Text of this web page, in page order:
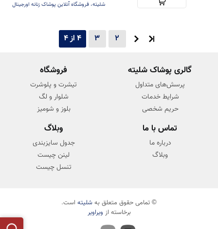
شلیته، فروشگاه آنلاین پوشاک زنانه اورجینال
شیک و مدرن با کیفیت عالی و ارسال سریع.
2
3 4 از 4
گالری پوشاک شلیته
پرسش‌های متداول
شرایط خدمات
حریم شخصی
فروشگاه
تیشرت و پلوشرت
شلوار و لگ
بلوز و شومیز
تماس با ما
درباره ما
وبلاگ
وبلاگ
جدول سایزبندی
لینن چیست
تنسل چیست
© تمامی حقوق متعلق به شلیته است.
برخاسته از ویراویر